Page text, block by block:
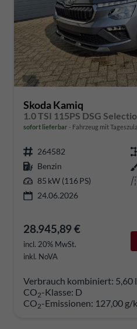
Skoda Kamiq
sofort lieferbar Fahrzeug mit
264582
Benzin
85 kW (116 PS)
24.06.2026
28.945,89 €
incl. 20% MwSt.
inkl. NoVA
Verbrauch kombiniert: 5,60
CO2-Klasse: D
CO2-Emissionen: 127,00 g/